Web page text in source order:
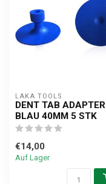
LAKA TOOLS
DENT TAB ADAPTER
BLAU 40MM 5 STK
€14,00
Auf Lager